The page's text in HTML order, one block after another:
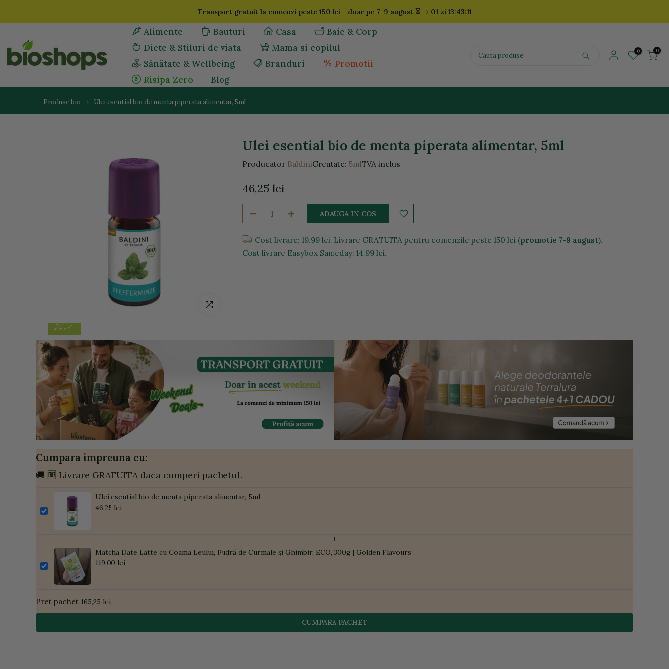
la
Transport gratuit la comenzi peste 150 lei - doar pe 7-9 august ⏳ 01 zi 13:43:10
Alimente Bauturi Casa
Baie & Corp
Diete & Stiluri de viata
Mama si copilul
Sănătate & Wellbeing
Branduri
Promotii
Risipa Zero
Blog
0 0
Produse bio Ulei esential bio de menta piperata alimentar, 5ml
Click pentru a mari
Ulei esential bio de menta piperata alimentar, 5ml
Producator BaldiniGreutate: 5mlTVA inclus
46,25 lei
ADAUGA IN COS
Cost livrare: 19.99 lei. Livrare GRATUITA pentru comenzile peste 150 lei (promotie 7-9 august).
Cost livrare Easybox Sameday: 14.99 lei.
Cumpara impreuna cu:
🚚 🆓 Livrare GRATUITA daca cumperi pachetul.
Ulei esential bio de menta piperata alimentar, 5ml
46,25 lei
+
Matcha Date Latte cu Coama Leului, Pudră de Curmale și Ghimbir, ECO, 300g | Golden Flavours
119,00 lei
Pret pachet 165,25 lei
CUMPARA PACHET